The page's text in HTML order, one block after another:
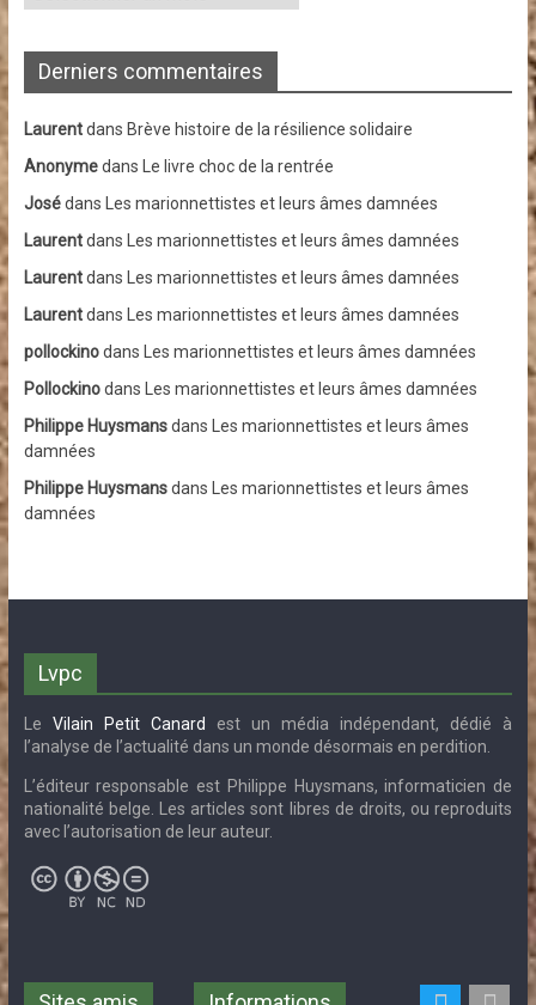
Derniers commentaires
Laurentdans Brève histoire de la résilience solidaire
Anonymedans
Le livre choc de la rentrée
Josédans
Les marionnettistes et leurs âmes damnées
Laurentdans
Les marionnettistes et leurs âmes damnées
Laurentdans
Les marionnettistes et leurs âmes damnées
Laurentdans
Les marionnettistes et leurs âmes damnées
pollockinodans
Les marionnettistes et leurs âmes damnées
Pollockinodans
Les marionnettistes et leurs âmes damnées
Philippe Huysmansdans
Les marionnettistes et leurs âmes
damnées
Philippe Huysmansdans
Les marionnettistes et leurs âmes
damnées
Lvpc
Le Vilain Petit Canard
est un média indépendant, dédié à
l’analyse de l’actualité dans un monde désormais en perdition.
L’éditeur responsable est Philippe Huysmans, informaticien de
nationalité belge. Les articles sont libres de droits, ou reproduits
avec l’autorisation de leur auteur.